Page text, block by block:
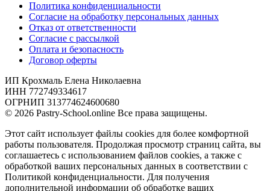
Политика конфиденциальности
Согласие на обработку персональных данных
Отказ от ответственности
Согласие с рассылкой
Оплата и безопасность
Договор оферты
ИП Крохмаль Елена Николаевна
ИНН 772749334617
ОГРНИП 313774624600680
© 2026 Pastry-School.online Все права защищены.
Этот сайт использует файлы cookies для более комфортной
работы пользователя. Продолжая просмотр страниц сайта, вы
соглашаетесь с использованием файлов cookies, а также с
обработкой ваших персональных данных в соответствии с
Политикой конфиденциальности. Для получения
дополнительной информации об обработке ваших